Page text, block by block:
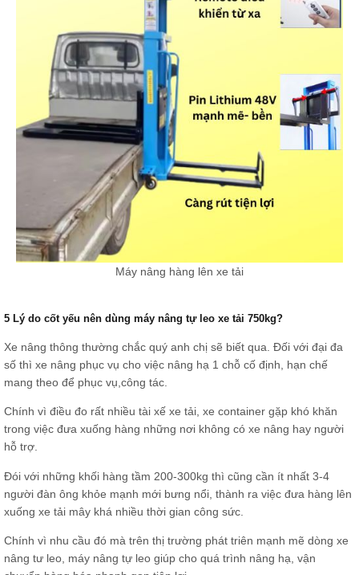
Máy nâng hàng lên xe tải
5 Lý do cốt yếu nên dùng máy nâng tự leo xe tải 750kg?
Xe nâng thông thường chắc quý anh chị sẽ biết qua. Đối với đại đa
số thì xe nâng phục vụ cho việc nâng hạ 1 chỗ cố định, hạn chế
mang theo để phục vụ,công tác.
Chính vì điều đo rất nhiều tài xế xe tải, xe container gặp khó khăn
trong việc đưa xuống hàng những nơi không có xe nâng hay người
hỗ trợ.
Đói với những khối hàng tầm 200-300kg thì cũng cần ít nhất 3-4
người đàn ông khỏe mạnh mới bưng nổi, thành ra việc đưa hàng lên
xuống xe tải mây khá nhiều thời gian công sức.
Chính vì nhu cầu đó mà trên thị trường phát triên mạnh mẽ dòng xe
nâng tư leo, máy nâng tự leo giúp cho quá trình nâng hạ, vận